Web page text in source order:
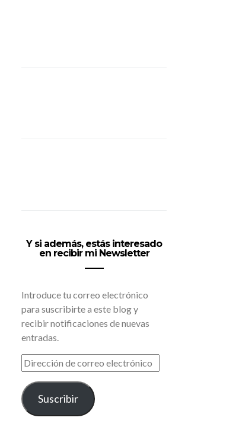
Y si además, estás interesado
en recibir mi Newsletter
Introduce tu correo electrónico
para suscribirte a este blog y
recibir notificaciones de nuevas
entradas.
DIRECCIÓN
DE
CORREO
ELECTRÓNICO
Suscribir